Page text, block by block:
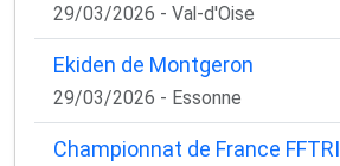
29/03/2026 - Val-d'Oise
Ekiden de Montgeron
29/03/2026 - Essonne
Championnat de France FFTRI